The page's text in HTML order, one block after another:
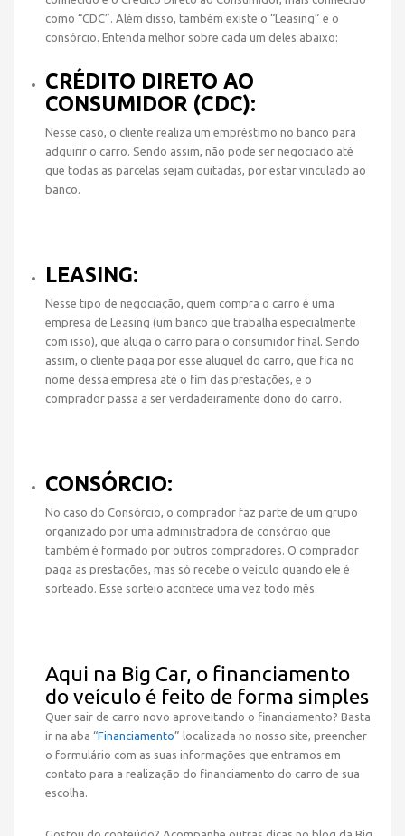
como “CDC”. Além disso, também existe o “Leasing” e o
consórcio. Entenda melhor sobre cada um deles abaixo:
CRÉDITO DIRETO AO
CONSUMIDOR (CDC):
Nesse caso, o cliente realiza um empréstimo no banco para
adquirir o carro. Sendo assim, não pode ser negociado até
que todas as parcelas sejam quitadas, por estar vinculado ao
banco.
LEASING:
Nesse tipo de negociação, quem compra o carro é uma
empresa de Leasing (um banco que trabalha especialmente
com isso), que aluga o carro para o consumidor final. Sendo
assim, o cliente paga por esse aluguel do carro, que fica no
nome dessa empresa até o fim das prestações, e o
comprador passa a ser verdadeiramente dono do carro.
CONSÓRCIO:
No caso do Consórcio, o comprador faz parte de um grupo
organizado por uma administradora de consórcio que
também é formado por outros compradores. O comprador
paga as prestações, mas só recebe o veículo quando ele é
sorteado. Esse sorteio acontece uma vez todo mês.
Aqui na Big Car, o financiamento
do veículo é feito de forma simples
Quer sair de carro novo aproveitando o financiamento? Basta
ir na aba “Financiamento” localizada no nosso site, preencher
o formulário com as suas informações que entramos em
contato para a realização do financiamento do carro de sua
escolha.